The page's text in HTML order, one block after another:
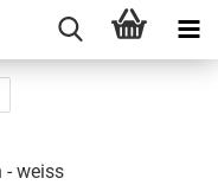
- weiss